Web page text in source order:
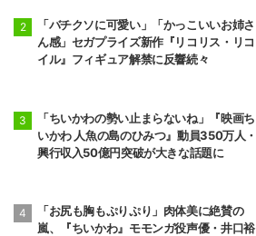
「バチクソに可愛い」「かっこいいお姉さ
ん感」セガプライズ新作『リコリス・リコ
イル』フィギュア解禁に反響続々
「ちいかわの勢い止まらないね」『映画ち
いかわ 人魚の島のひみつ』動員350万人・
興行収入50億円突破が大きな話題に
「お尻も胸もぷりぷり」肉体美に絶賛の
嵐、『ちいかわ』モモンガ役声優・井口裕